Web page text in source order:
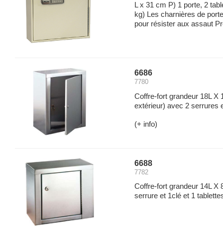
L x 31 cm P) 1 porte, 2
kg) Les charnières de
pour résister aux assaut
6686
7780
Coffre-fort grandeur 18L X
extérieur) avec 2 serrures
(+ info)
6688
7782
Coffre-fort grandeur 14L X
serrure et 1clé et 1